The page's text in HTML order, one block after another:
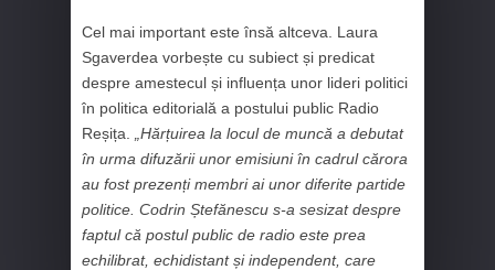
Cel mai important este însă altceva. Laura
Sgaverdea vorbește cu subiect și predicat
despre amestecul și influența unor lideri politici
în politica editorială a postului public Radio
Reșița.
„Hărțuirea la locul de muncă a debutat
în urma difuzării unor emisiuni în cadrul cărora
au fost prezenți membri ai unor diferite partide
politice. Codrin Ștefănescu s-a sesizat despre
faptul că postul public de radio este prea
echilibrat, echidistant și independent, care